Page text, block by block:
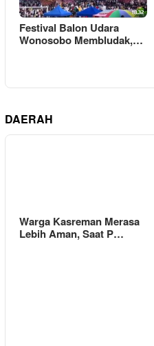
Festival Balon Udara
Wonosobo Membludak,…
DAERAH
Warga Kasreman Merasa
Lebih Aman, Saat P…